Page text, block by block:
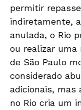
permitir
indiretamente,
anulada, o Rio
ou realizar uma
de São Paulo
considerado
adicionais,
no Rio cria um